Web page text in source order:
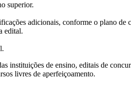
superior.
adicionais, conforme o plano de
edital.
instituições de ensino, editais de
livres de aperfeiçoamento.